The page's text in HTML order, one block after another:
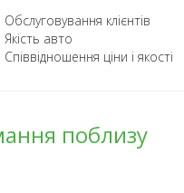
Обслуговування клієнтів
Якість авто
Співвідношення ціни і якості
поблизу